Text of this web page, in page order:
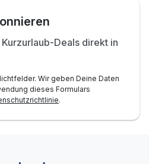
Deals direkt in
Wir geben Deine Daten
dieses Formulars
.